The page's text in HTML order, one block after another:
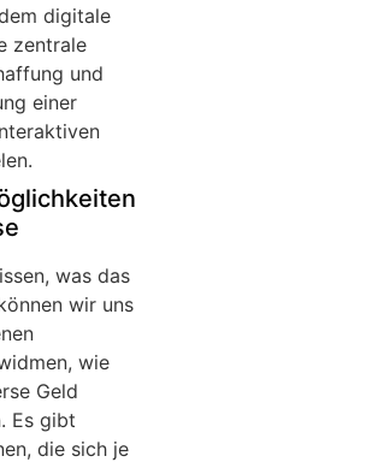
digitale
zentrale
und
einer
was das
wir uns
wie
Geld
Es gibt
die sich je